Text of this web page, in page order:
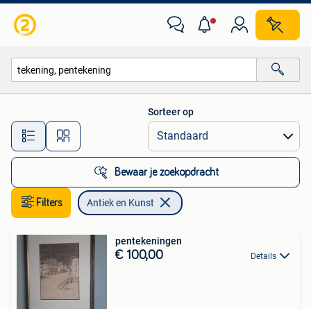
Alle afstanden…
Sorteer op
Bewaar je zoekopdracht
Filters Antiek en Kunst
pentekeningen
€ 100,00 Details